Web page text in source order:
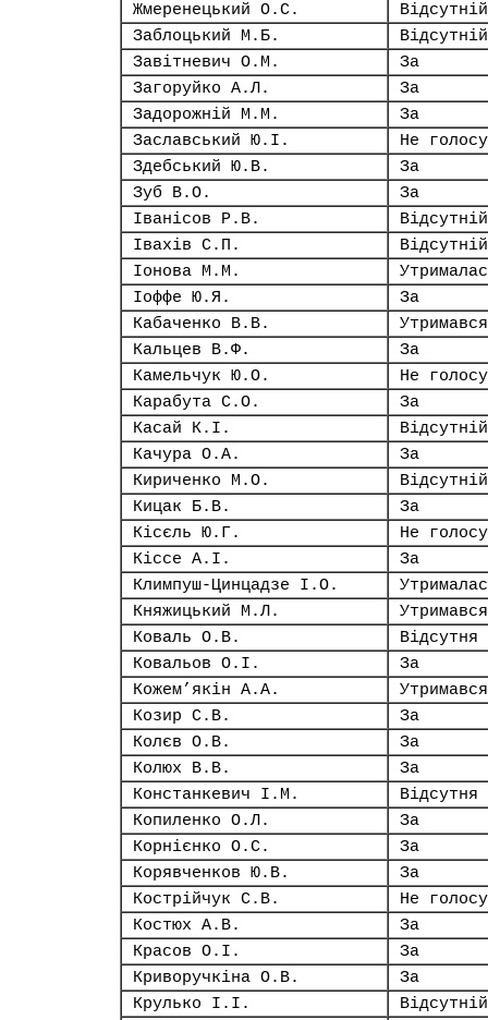
Жмеренецький О.С.
Відсутній
Заблоцький М.Б.
Відсутній
Завітневич О.М.
За
Загоруйко А.Л.
За
Задорожній М.М.
За
Заславський Ю.І.
Не
Здебський Ю.В.
За
Зуб В.О.
За
Іванісов Р.В.
Відсутній
Івахів С.П.
Відсутній
Іонова М.М.
Іоффе Ю.Я.
За
Кабаченко В.В.
Утримався
Кальцев В.Ф.
За
Камельчук Ю.О.
Не
Карабута С.О.
За
Касай К.І.
Відсутній
Качура О.А.
За
Кириченко М.О.
Відсутній
Кицак Б.В.
За
Кісєль Ю.Г.
Не
Кіссе А.І.
За
Климпуш-Цинцадзе І.О.
Княжицький М.Л.
Утримався
Коваль О.В.
Відсутня
Ковальов О.І.
За
Кожем’якін А.А.
Утримався
Козир С.В.
За
Колєв О.В.
За
Колюх В.В.
За
Констанкевич І.М.
Відсутня
Копиленко О.Л.
За
Корнієнко О.С.
За
Корявченков Ю.В.
За
Кострійчук С.В.
Не
Костюх А.В.
За
Красов О.І.
За
Криворучкіна О.В.
За
Крулько І.І.
Відсутній